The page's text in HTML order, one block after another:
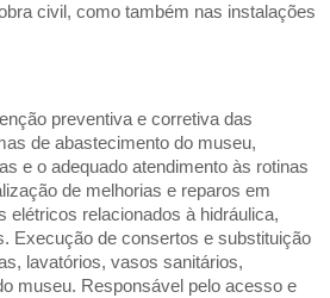
civil, como também nas instalações
preventiva e corretiva das
de abastecimento do museu,
e o adequado atendimento às rotinas
de melhorias e reparos em
elétricos relacionados à hidráulica,
Execução de consertos e substituição
lavatórios, vasos sanitários,
museu. Responsável pelo acesso e